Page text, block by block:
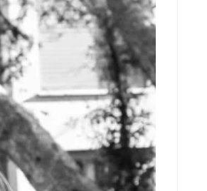
Magazin
Scorpions İstanbul Konserinde 60. Yıl
Coşkusu: Tüpraş Stadyumu'nda
Unutulmaz Gece
2026-06-26 09:59:06